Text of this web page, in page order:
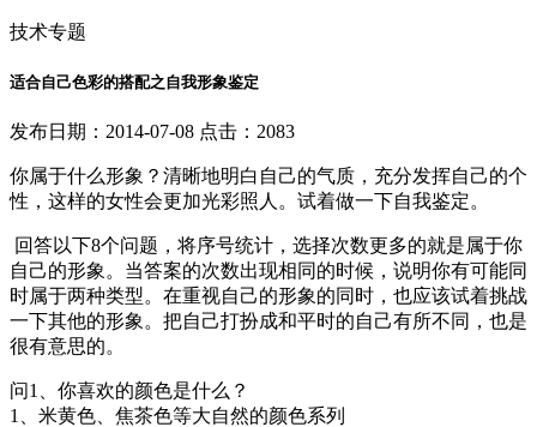
技术专题
适合自己色彩的搭配之自我形象鉴定
发布日期：2014-07-08 点击：2083
你属于什么形象？清晰地明白自己的气质，充分发挥自己的个
性，这样的女性会更加光彩照人。试着做一下自我鉴定。
回答以下8个问题，将序号统计，选择次数更多的就是属于你
自己的形象。当答案的次数出现相同的时候，说明你有可能同
时属于两种类型。在重视自己的形象的同时，也应该试着挑战
一下其他的形象。把自己打扮成和平时的自己有所不同，也是
很有意思的。
问1、你喜欢的颜色是什么？
1、米黄色、焦茶色等大自然的颜色系列